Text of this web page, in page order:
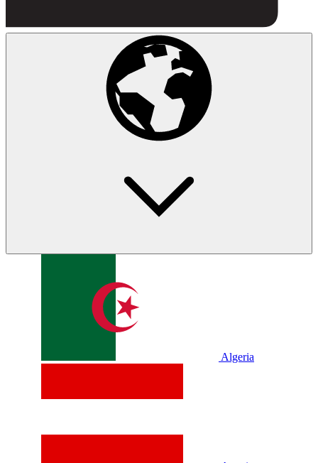
Algeria